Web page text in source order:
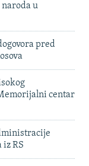
u
pred
centar
RS